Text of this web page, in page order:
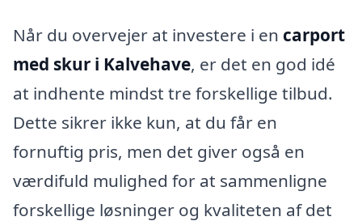
Når du overvejer at investere i en carport
med skur i Kalvehave, er det en god idé
at indhente mindst tre forskellige tilbud.
Dette sikrer ikke kun, at du får en
fornuftig pris, men det giver også en
værdifuld mulighed for at sammenligne
forskellige løsninger og kvaliteten af det